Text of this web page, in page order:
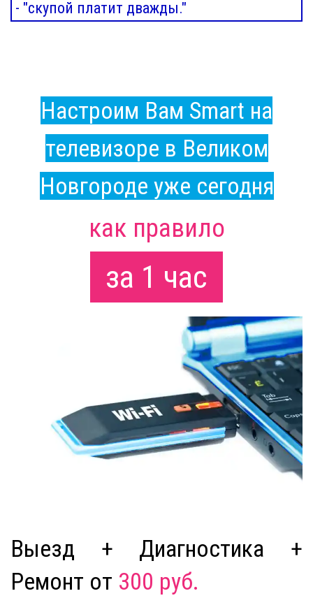
- "скупой платит дважды."
Настроим Вам Smart на
телевизоре в Великом
Новгороде уже сегодня
как правило
за 1 час
Выезд + Диагностика +
Ремонт от 300 руб.